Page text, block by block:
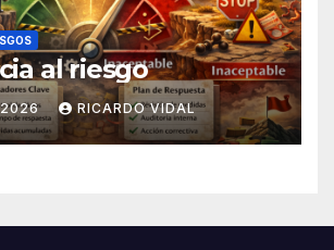
al riesgo
2026 RICARDO VIDAL